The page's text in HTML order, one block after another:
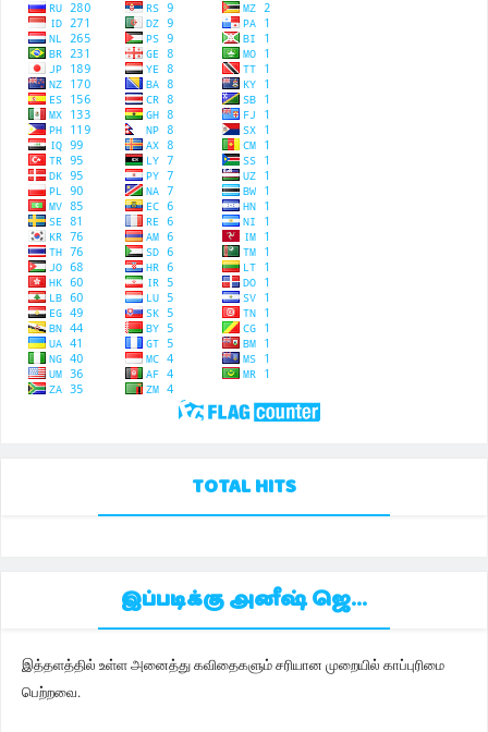
TOTAL HITS
இப்படிக்கு அனீஷ் ஜெ...
இத்தளத்தில் உள்ள அனைத்து கவிதைகளும் சரியான முறையில் காப்புரிமை
பெற்றவை.